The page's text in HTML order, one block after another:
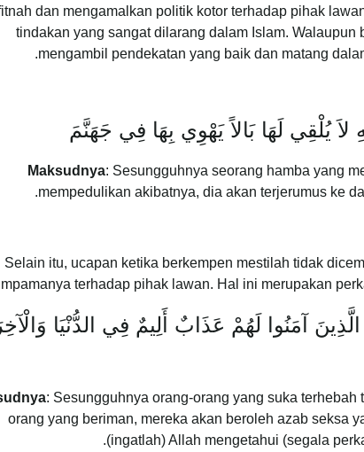
dan mengamalkan politik kotor terhadap pihak
tindakan yang sangat dilarang dalam Islam.
mengambil pendekatan yang baik dan matang
يُلْقِي لَهَا بَالاً يَهْوِي بِهَا فِي جَهَنَّمَ
Maksudnya: Sesungguhnya seorang hamba yang
mempedulikan akibatnya, dia akan terjerumus ke
Selain itu, ucapan ketika berkempen mestilah tidak
terhadap pihak lawan. Hal ini merupakan
آمَنُوا لَهُمْ عَذَابٌ أَلِيمٌ فِي الدُّنْيَا
: Sesungguhnya orang-orang yang suka
orang yang beriman, mereka akan beroleh azab seksa
(ingatlah) Allah mengetahui (segala